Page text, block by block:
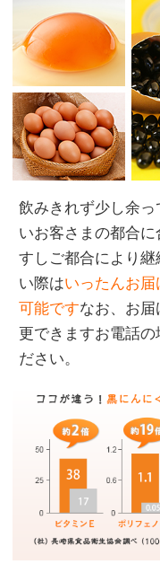
飲みきれず少し余
いお客さまの都合
すしご都合により
い際はいったんお
可能ですなお、お
更できますお電話の
ださい。